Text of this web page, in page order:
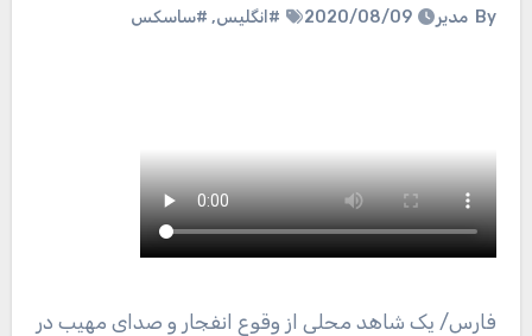
By مدیر 2020/08/09 #انگلیس, #ساسکس
فارس/ یک شاهد محلی از وقوع انفجار و صدای مهیب در